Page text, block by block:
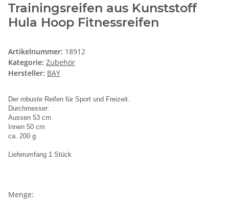
Trainingsreifen aus Kunststoff
Hula Hoop Fitnessreifen
Artikelnummer: 18912
Kategorie: Zubehör
Hersteller: BAY
Der robuste Reifen für Sport und Freizeit.
Durchmesser:
Aussen 53 cm
Innen 50 cm
ca. 200 g
Lieferumfang 1 Stück
Menge: